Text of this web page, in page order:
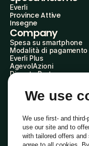
Everli
Province Attive
Insegne
Company
Spesa su smartphone
Modalità di pagamento
Everli Plus
AgevolAzioni
Diventa Partner
Everli Shoppers
About Us
Everli News
Domande frequenti
Lavora con noi
Diventa Shopper
We use
We use first- and
use our site and to
with tailored offers